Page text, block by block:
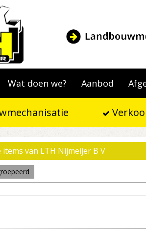
Wat doen we? Aanbod